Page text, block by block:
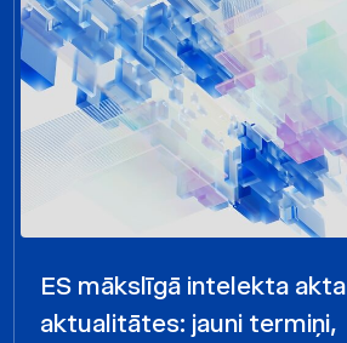
ES mākslīgā intelekta akta
aktualitātes: jauni termiņi,